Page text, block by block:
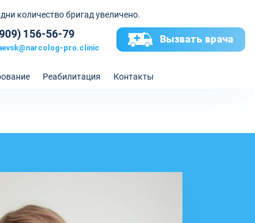
количество бригад увеличено.
156-56-79
pro.clinic
Вызвать врача
Реабилитация Контакты